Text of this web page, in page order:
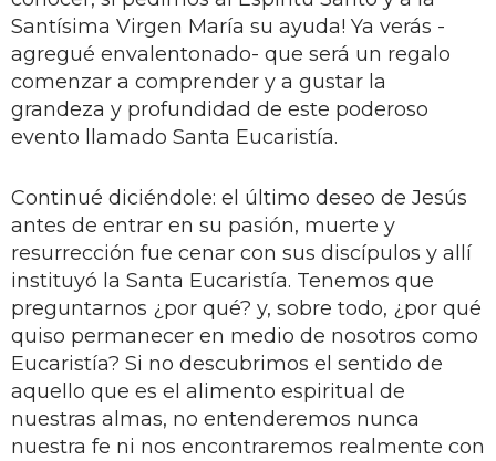
Santísima Virgen María su ayuda! Ya verás -
agregué envalentonado- que será un regalo
comenzar a comprender y a gustar la
grandeza y profundidad de este poderoso
evento llamado Santa Eucaristía.
Continué diciéndole: el último deseo de Jesús
antes de entrar en su pasión, muerte y
resurrección fue cenar con sus discípulos y allí
instituyó la Santa Eucaristía. Tenemos que
preguntarnos ¿por qué? y, sobre todo, ¿por qué
quiso permanecer en medio de nosotros como
Eucaristía? Si no descubrimos el sentido de
aquello que es el alimento espiritual de
nuestras almas, no entenderemos nunca
nuestra fe ni nos encontraremos realmente con